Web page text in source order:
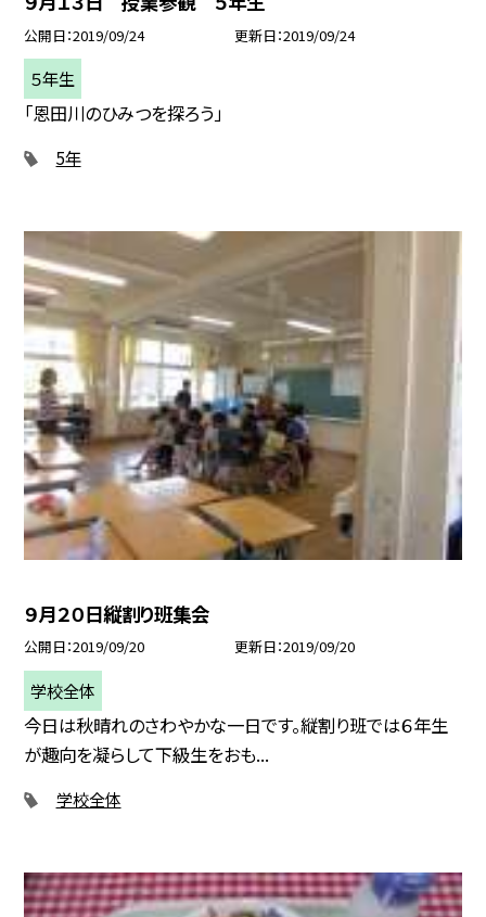
公開日 2019/09/24 更新日 2019/09/24
５年生
「恩田川のひみつを探ろう」
5年
９月２０日縦割り班集会
公開日 2019/09/20 更新日 2019/09/20
学校全体
今日は秋晴れのさわやかな一日です。縦割り班では６年生
が趣向を凝らして下級生をおも...
学校全体